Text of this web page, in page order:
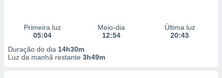
de dados
e melhorar
dados
Primeira luz
05:04
Meio-dia
12:54
Última luz
20:43
Duração do dia 14h30m
Luz da manhã restante 3h49m